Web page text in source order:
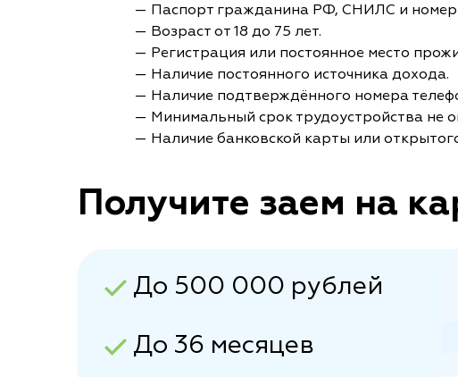
— Паспорт гражданина РФ, СНИЛС и
— Возраст от 18 до 75 лет.
— Регистрация или постоянное место
— Наличие постоянного источника дохода.
— Наличие подтверждённого номера
— Минимальный срок трудоустройства не
— Наличие банковской карты или
Получите заем на
До 500 000 рублей
До 36 месяцев